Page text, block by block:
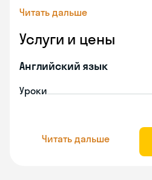
Читать дальше
Услуги и цены
Английский язык
Уроки
Читать дальше